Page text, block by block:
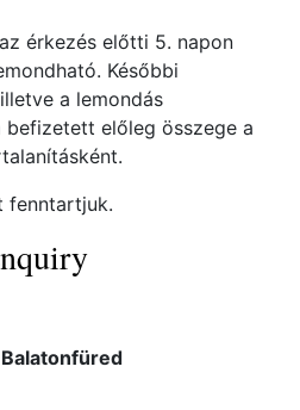
érkezés előtti 5. napon
Későbbi
a lemondás
befizetett előleg összege a
fenntartjuk.